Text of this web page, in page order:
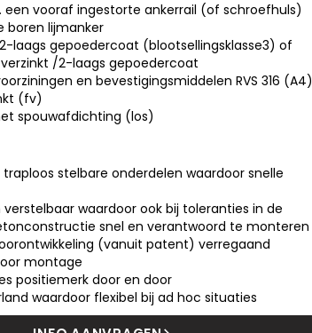
een vooraf ingestorte ankerrail (of schroefhuls)
lijmanker
laags gepoedercoat (blootsellingsklasse3) of
/2-laags gepoedercoat
en bevestigingsmiddelen RVS 316 (A4)
(fv)
spouwafdichting (los)
stelbare onderdelen waardoor snelle
waardoor ook bij toleranties in de
snel en verantwoord te monteren
(vanuit patent) verregaand
montage
positiemerk door en door
waardoor flexibel bij ad hoc situaties